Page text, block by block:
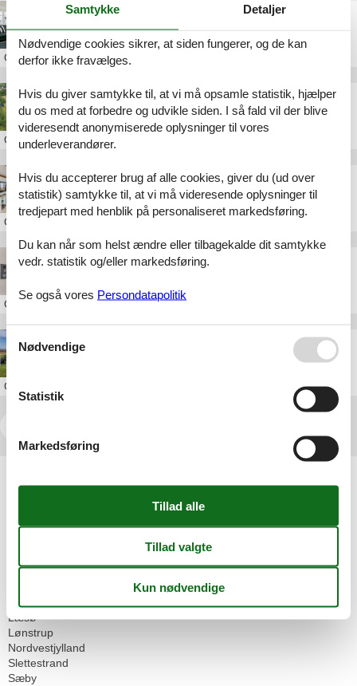
sommerhus emil nielsens vej løkken
OmNordvestjylland
sommerhus løkken uge 32
OmNordvestjylland
feriehuse løkken strand
Om Nordvestjylland
ferielejlighed norgesvej løkken
Om Nordvestjylland
sommerhus sommervej løkken
Om
Alle
Danmark
Blokhus
Læsø
Lønstrup
Nordvestjylland
Slettestrand
Sæby
Samtykke Detaljer
Nødvendige cookies sikrer, at siden fungerer, og de kan
derfor ikke fravælges.
Hvis du giver samtykke til, at vi må opsamle statistik, hjælper
du os med at forbedre og udvikle siden. I så fald vil der blive
videresendt anonymiserede oplysninger til vores
underleverandører.
Hvis du accepterer brug af alle cookies, giver du (ud over
statistik) samtykke til, at vi må videresende oplysninger til
tredjepart med henblik på personaliseret markedsføring.
Du kan når som helst ændre eller tilbagekalde dit samtykke
vedr. statistik og/eller markedsføring.
Se også vores Persondatapolitik
Nødvendige
Statistik
Markedsføring